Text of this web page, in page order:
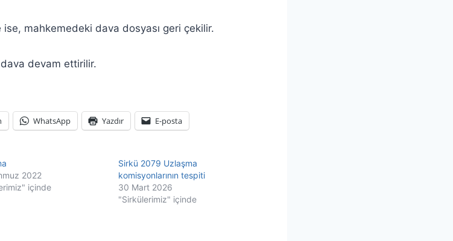
ise, mahkemedeki dava dosyası geri çekilir.
devam ettirilir.
WhatsApp Yazdır E-posta
2022
içinde
Sirkü 2079 Uzlaşma
komisyonlarının tespiti
30 Mart 2026
"Sirkülerimiz" içinde